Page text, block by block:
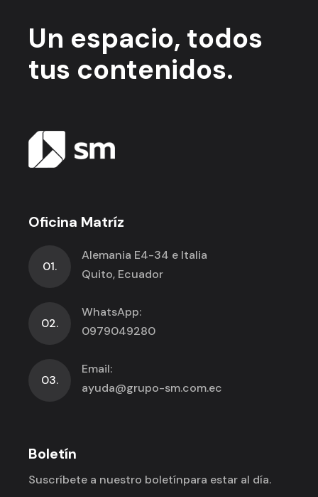
Un espacio, todos
tus contenidos.
Oficina Matríz
01.
Alemania E4-34 e Italia
Quito, Ecuador
02.
WhatsApp:
0979049280
03.
Email:
ayuda@grupo-sm.com.ec
Boletín
Suscríbete a nuestro boletínpara estar al día.